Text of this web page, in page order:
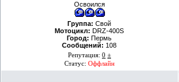
Освоился
Группа: Свой
Мотоцикл: DRZ-400S
Город: Пермь
Сообщений: 108
Репутация: 0 ±
Статус: Оффлайн